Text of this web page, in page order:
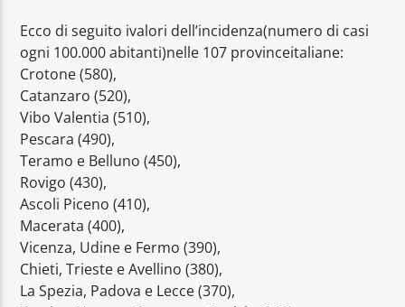
Ecco di seguito ivalori dell’incidenza(numero di casi
ogni 100.000 abitanti)nelle 107 provinceitaliane:
Crotone (580),
Catanzaro (520),
Vibo Valentia (510),
Pescara (490),
Teramo e Belluno (450),
Rovigo (430),
Ascoli Piceno (410),
Macerata (400),
Vicenza, Udine e Fermo (390),
Chieti, Trieste e Avellino (380),
La Spezia, Padova e Lecce (370),